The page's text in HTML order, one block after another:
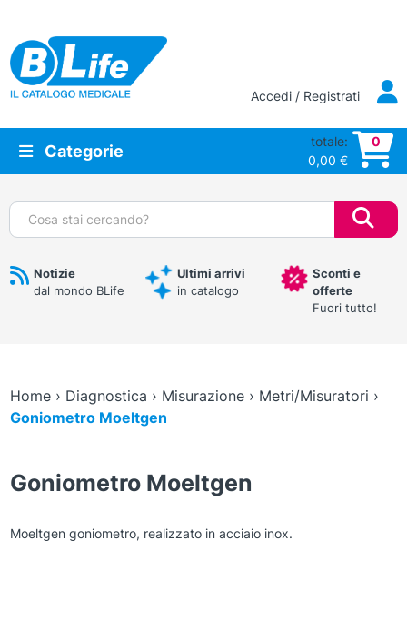
Vai al contenuto principale
Accedi / Registrati
Categorie
totale:
0,00 €
0
Cerca:
Notizie
dal mondo BLife
Ultimi arrivi
in catalogo
Sconti e
offerte
Fuori tutto!
Home› Diagnostica › Misurazione› Metri/Misuratori ›
Goniometro Moeltgen
Goniometro Moeltgen
Moeltgen goniometro, realizzato in acciaio inox.